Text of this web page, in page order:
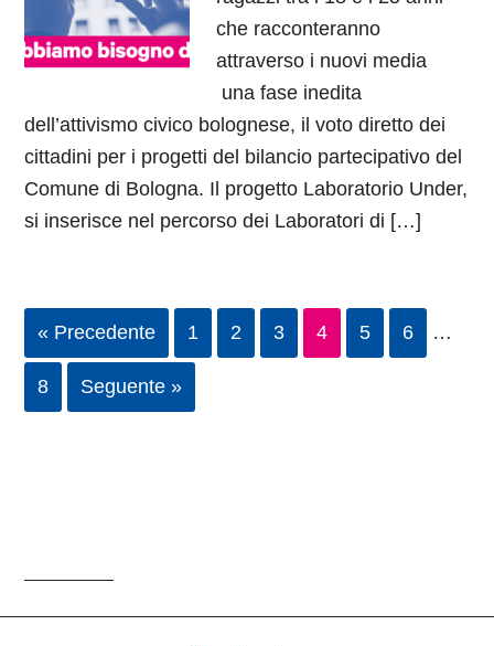
che racconteranno
attraverso i nuovi media
una fase inedita
dell’attivismo civico bolognese, il voto diretto dei
cittadini per i progetti del bilancio partecipativo del
Comune di Bologna. Il progetto Laboratorio Under,
si inserisce nel percorso dei Laboratori di […]
« Precedente 1 2 3 4 5 6 …
8 Seguente »